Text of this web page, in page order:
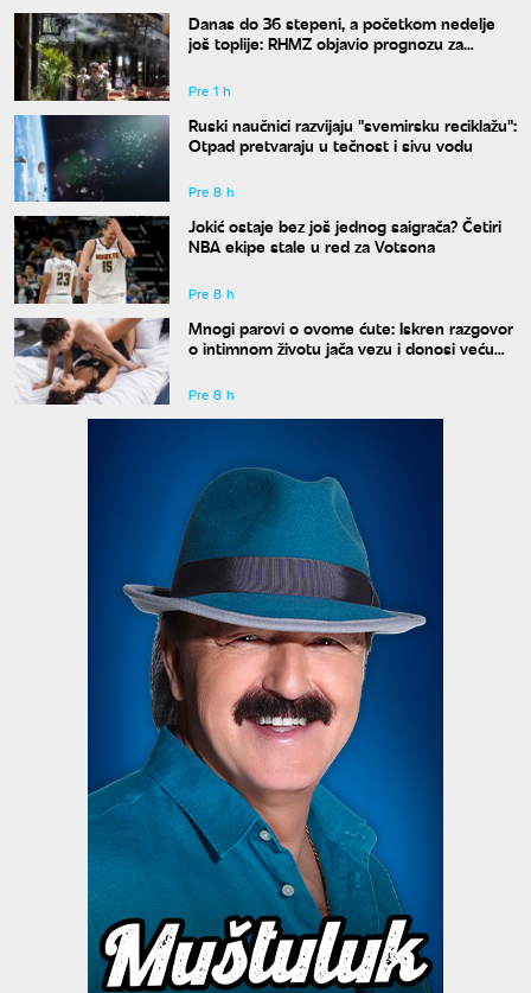
Danas do 36 stepeni, a početkom nedelje
još toplije: RHMZ objavio prognozu za
Pre 1 h
Ruski naučnici razvijaju "svemirsku reciklažu":
Otpad pretvaraju u tečnost i sivu vodu
Pre 8 h
Jokić ostaje bez još jednog saigrača? Četiri
NBA ekipe stale u red za Votsona
Pre 8 h
Mnogi parovi o ovome ćute: Iskren razgovor
o intimnom životu jača vezu i donosi veću
Pre 8 h